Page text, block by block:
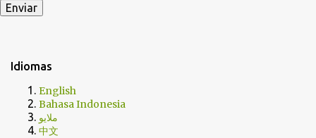
Idiomas
English
Bahasa Indonesia
ملايو
中文